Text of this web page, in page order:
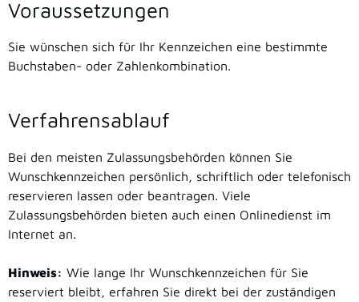
Voraussetzungen
Sie wünschen sich für Ihr Kennzeichen eine bestimmte
Buchstaben- oder Zahlenkombination.
Verfahrensablauf
Bei den meisten Zulassungsbehörden können Sie
Wunschkennzeichen persönlich, schriftlich oder telefonisch
reservieren lassen oder beantragen. Viele
Zulassungsbehörden bieten auch einen Onlinedienst im
Internet an.
Hinweis: Wie lange Ihr Wunschkennzeichen für Sie
reserviert bleibt, erfahren Sie direkt bei der zuständigen